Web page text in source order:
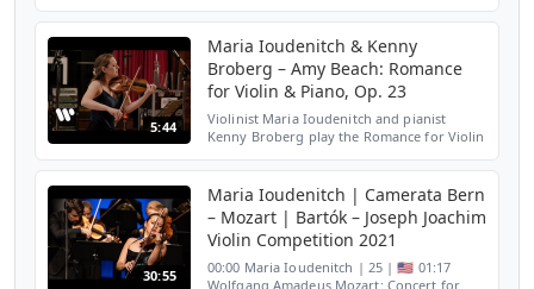
O...
5:44
Maria Ioudenitch & Kenny
Broberg – Amy Beach: Romance
for Violin & Piano, Op. 23
Violinist Maria Ioudenitch and pianist
Kenny Broberg play the Romance for Violin
debut album. Discover...
30:55
Maria Ioudenitch | Camerata Bern
– Mozart | Bartók – Joseph Joachim
Violin Competition 2021
00:00 Maria Ioudenitch | 25 | 🇺🇸 01:17
Wolfgang Amadeus Mozart: Concert for